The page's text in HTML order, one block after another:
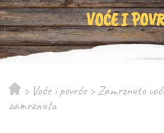
VOĆE I
> Voće i povrće > Zamrznuto
zamrznuta